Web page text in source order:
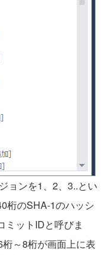
ョンを1、2、3..とい
桁のSHA-1のハッシ
ミットIDと呼びま
～8桁が画面上に表